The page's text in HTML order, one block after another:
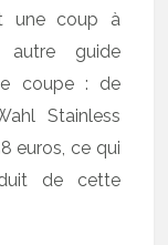
une coup à
guide
coupe : de
Stainless
euros, ce qui
de cette